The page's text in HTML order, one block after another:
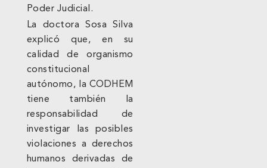
Poder Judicial.
La doctora Sosa Silva
explicó que, en su
calidad de organismo
constitucional
autónomo, la CODHEM
tiene también la
responsabilidad de
investigar las posibles
violaciones a derechos
humanos derivadas de